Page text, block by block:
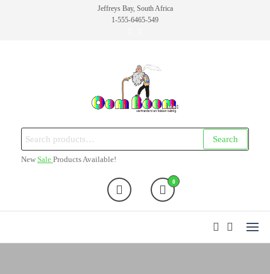
Jeffreys Bay, South Africa
1-555-6465-549
Search
for:
Search
New Sale Products Available!
0